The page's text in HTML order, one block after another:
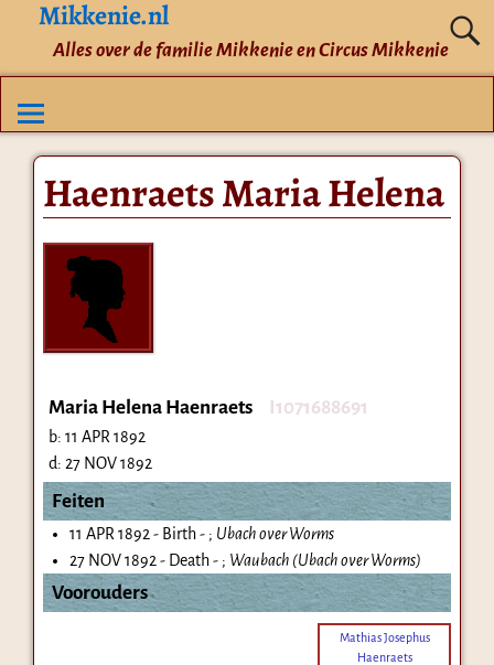
Mikkenie.nl
Alles over de familie Mikkenie en Circus Mikkenie
Haenraets Maria Helena
Maria Helena Haenraets I1071688691
b: 11 APR 1892
d: 27 NOV 1892
Feiten
11 APR 1892 - Birth - ; Ubach over Worms
27 NOV 1892 - Death - ; Waubach (Ubach over Worms)
Voorouders
Mathias Josephus
Haenraets